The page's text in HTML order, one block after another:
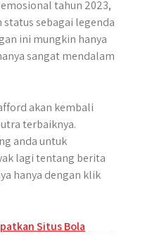
tahun 2023,
sebagai legenda
ini mungkin hanya
sangat mendalam
akan kembali
terbaiknya.
anda untuk
lagi tentang berita
hanya dengan klik
Situs Bola